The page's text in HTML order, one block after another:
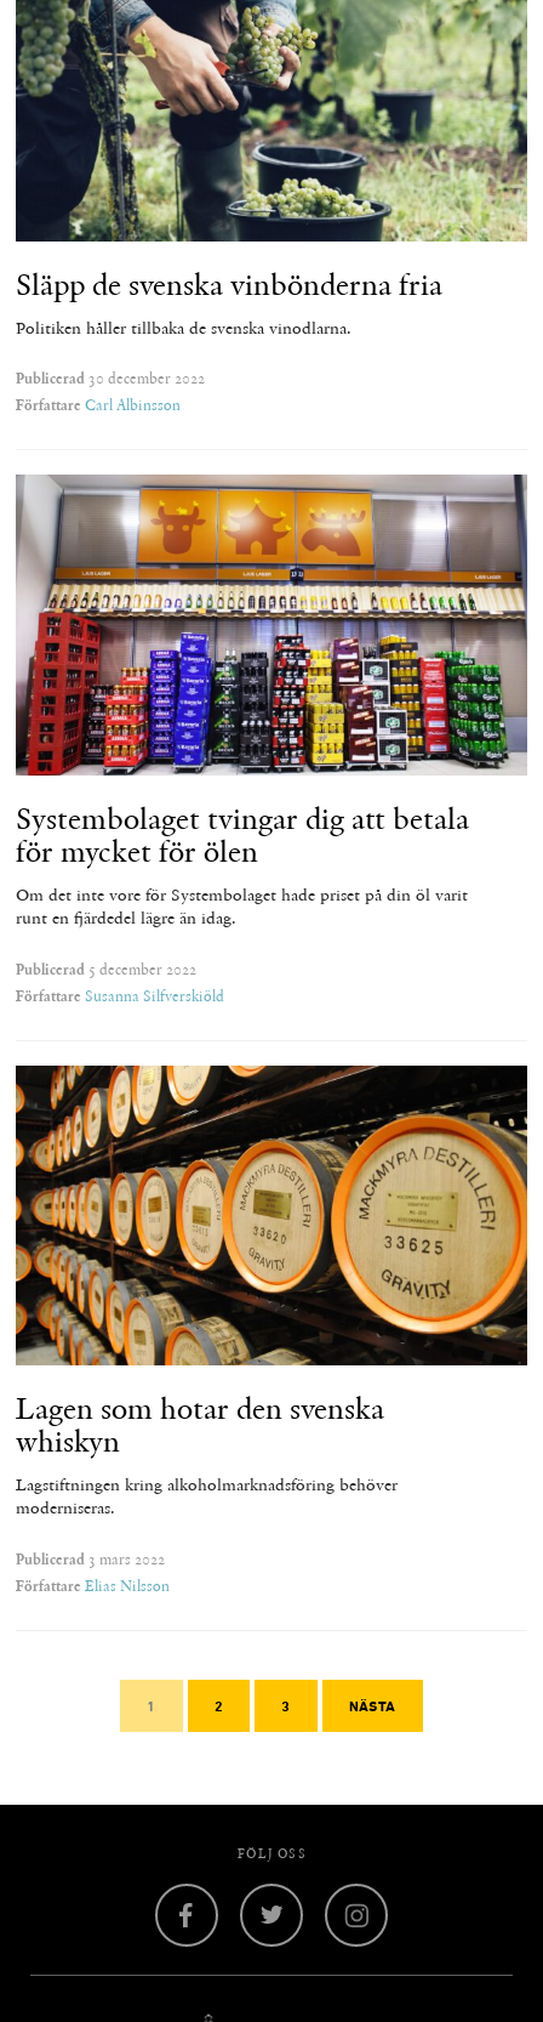
Släpp de svenska vinbönderna fria
Politiken håller tillbaka de svenska vinodlarna.
Publicerad 30 december 2022
Författare Carl Albinsson
Systembolaget tvingar dig att betala
för mycket för ölen
Om det inte vore för Systembolaget hade priset på din öl varit
runt en fjärdedel lägre än idag.
Publicerad 5 december 2022
Författare Susanna Silfverskiöld
Lagen som hotar den svenska
whiskyn
Lagstiftningen kring alkoholmarknadsföring behöver
moderniseras.
Publicerad 3 mars 2022
Författare Elias Nilsson
1 2 3 NÄSTA
FÖLJ OSS